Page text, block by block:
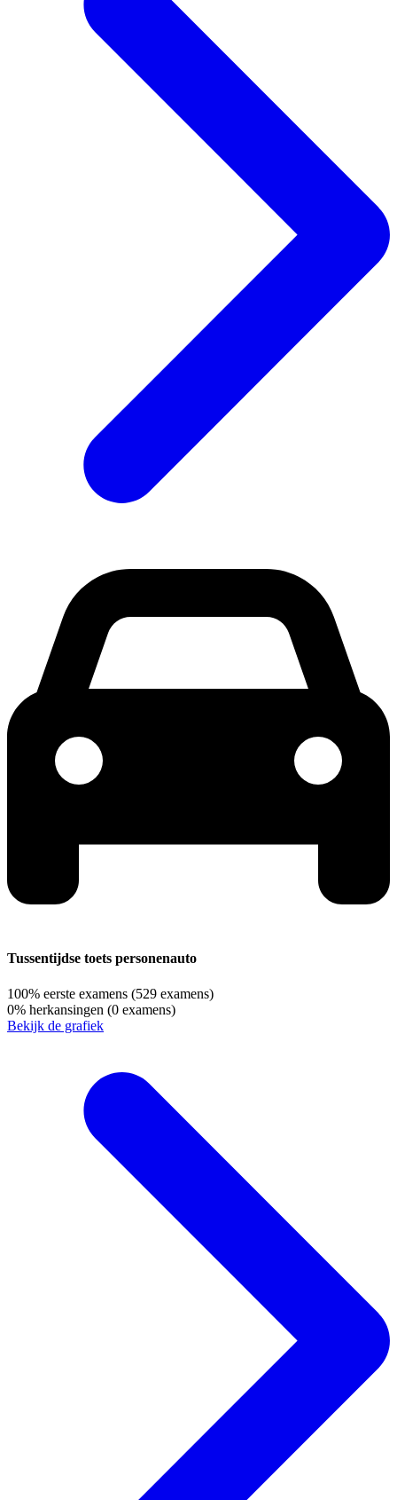
Tussentijdse toets personenauto
100% eerste examens (529 examens)
0% herkansingen (0 examens)
Bekijk de grafiek